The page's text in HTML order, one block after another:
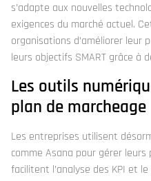
s’adapte aux nouvelles
exigences du marché actuel.
organisations d’améliorer leur
leurs objectifs SMART grâce à
Les outils
plan de marcheage
Les entreprises utilisent
comme Asana pour gérer
facilitent l’analyse des KPI et